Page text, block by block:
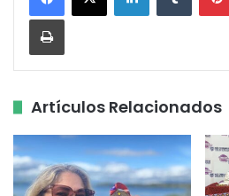
Print
Artículos Relacionados